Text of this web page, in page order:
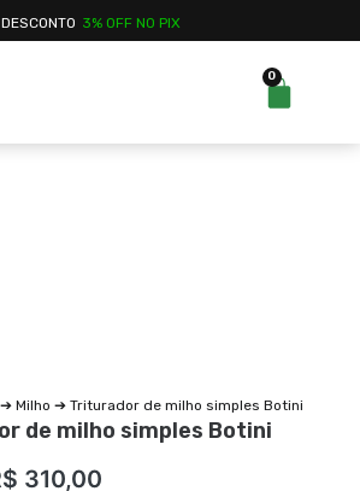
DESCONTO 3% OFF NO PIX
0
➔ Milho ➔ Triturador de milho simples Botini
de milho simples Botini
310,00